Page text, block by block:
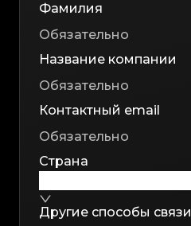
Фамилия
Название компании
Контактный email
Страна
Другие способы связи